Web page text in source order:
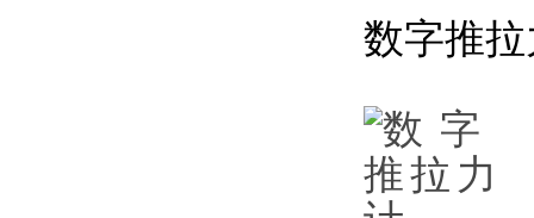
数字推